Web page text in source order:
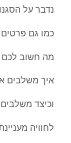
נדבר על
כמו גם
מה חשוב לכם
איך משלבים
וכיצד
לחוויה